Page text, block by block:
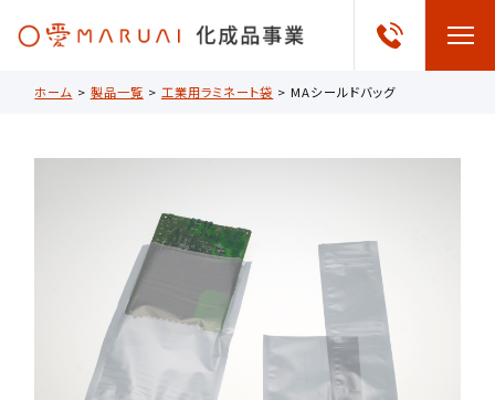
ホーム > 製品一覧 > 工業用ラミネート袋 >MAシールドバッグ